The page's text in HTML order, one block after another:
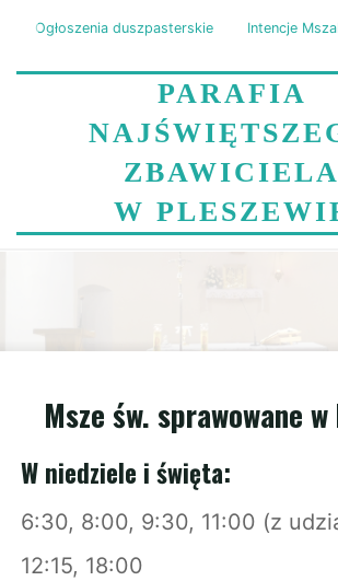
content
PARAFIA
ZBAWICIELA
W
Ogłoszenia duszpasterskie Intencje
MSZE ŚW. I
Msze św. sprawowane
W niedziele i święta:
6:30, 8:00, 9:30, 11:00 (z
12:15, 18:00